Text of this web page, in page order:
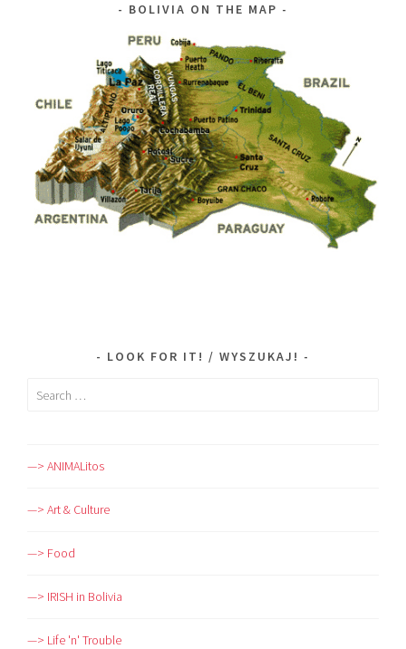
BOLIVIA ON THE MAP
LOOK FOR IT! / WYSZUKAJ!
Search
—> ANIMALitos
—> Art & Culture
—> Food
—> IRISH in Bolivia
—> Life 'n' Trouble